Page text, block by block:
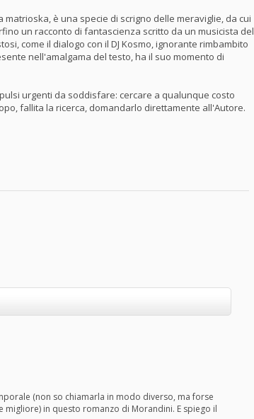
è una specie di scrigno delle meraviglie, da cui
un racconto di fantascienza scritto da un musicista del
come il dialogo con il DJ Kosmo, ignorante rimbambito
nell'amalgama del testo, ha il suo momento di
urgenti da soddisfare: cercare a qualunque costo
fallita la ricerca, domandarlo direttamente all'Autore.
(non so chiamarla in modo diverso, ma forse
in questo romanzo di Morandini. E spiego il